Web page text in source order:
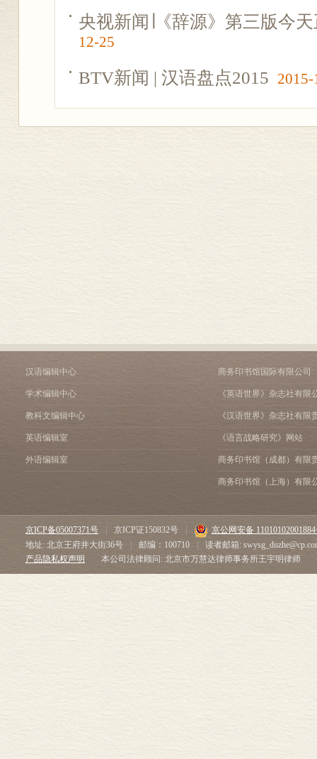
央视新闻∣《辞源》第三版今
12-25
BTV新闻 | 汉语盘点2015
汉语编辑中心
学术编辑中心
教科文编辑中心
英语编辑室
外语编辑室
商务印书馆国际有限公司
《英语世界》杂志社有限
《汉语世界》杂志社有限
《语言战略研究》网站
商务印书馆（成都）有限
商务印书馆（上海）有限
京ICP备05007371号 京ICP证150832号
京公网安备
地址: 北京王府井大街36号
邮编：100710
读者邮箱:
产品隐私权声明
本公司法律顾问: 北京市万慧达律师事务所王宇明律师